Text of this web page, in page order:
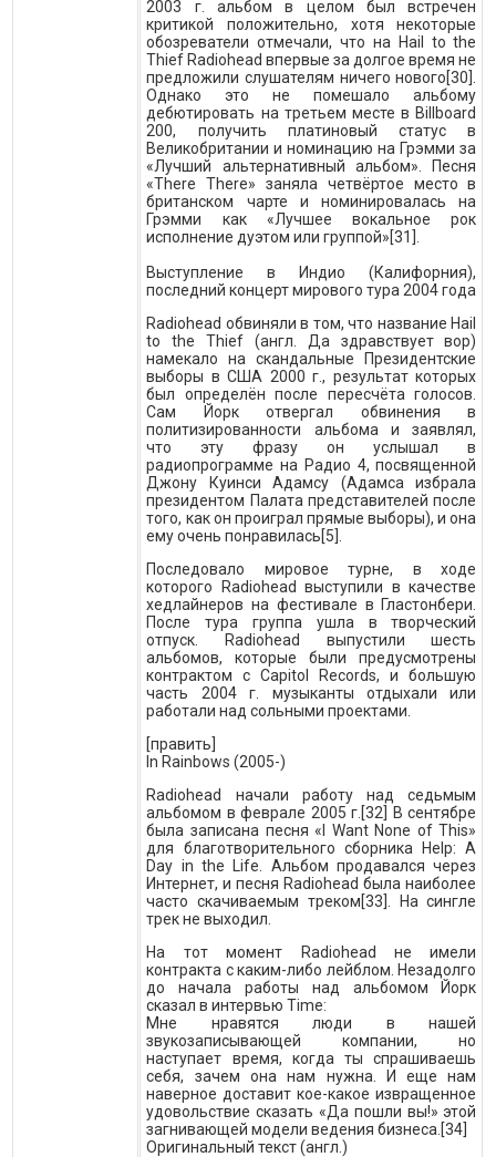
2003 г. альбом в целом был встречен
критикой положительно, хотя некоторые
обозреватели отмечали, что на Hail to the
Thief Radiohead впервые за долгое время не
предложили слушателям ничего нового[30].
Однако это не помешало альбому
дебютировать на третьем месте в Billboard
200, получить платиновый статус в
Великобритании и номинацию на Грэмми за
«Лучший альтернативный альбом». Песня
«There There» заняла четвёртое место в
британском чарте и номинировалась на
Грэмми как «Лучшее вокальное рок
исполнение дуэтом или группой»[31].
Выступление в Индио (Калифорния),
последний концерт мирового тура 2004 года
Radiohead обвиняли в том, что название Hail
to the Thief (англ. Да здравствует вор)
намекало на скандальные Президентские
выборы в США 2000 г., результат которых
был определён после пересчёта голосов.
Сам Йорк отвергал обвинения в
политизированности альбома и заявлял,
что эту фразу он услышал в
радиопрограмме на Радио 4, посвященной
Джону Куинси Адамсу (Адамса избрала
президентом Палата представителей после
того, как он проиграл прямые выборы), и она
ему очень понравилась[5].
Последовало мировое турне, в ходе
которого Radiohead выступили в качестве
хедлайнеров на фестивале в Гластонбери.
После тура группа ушла в творческий
отпуск. Radiohead выпустили шесть
альбомов, которые были предусмотрены
контрактом с Capitol Records, и большую
часть 2004 г. музыканты отдыхали или
работали над сольными проектами.
[править]
In Rainbows (2005-)
Radiohead начали работу над седьмым
альбомом в феврале 2005 г.[32] В сентябре
была записана песня «I Want None of This»
для благотворительного сборника Help: A
Day in the Life. Альбом продавался через
Интернет, и песня Radiohead была наиболее
часто скачиваемым треком[33]. На сингле
трек не выходил.
На тот момент Radiohead не имели
контракта с каким-либо лейблом. Незадолго
до начала работы над альбомом Йорк
сказал в интервью Time:
Мне нравятся люди в нашей
звукозаписывающей компании, но
наступает время, когда ты спрашиваешь
себя, зачем она нам нужна. И еще нам
наверное доставит кое-какое извращенное
удовольствие сказать «Да пошли вы!» этой
загнивающей модели ведения бизнеса.[34]
Оригинальный текст (англ.)